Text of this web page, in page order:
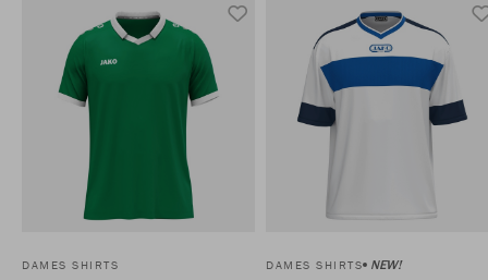
DAMES SHIRTS DAMES SHIRTS NEW!